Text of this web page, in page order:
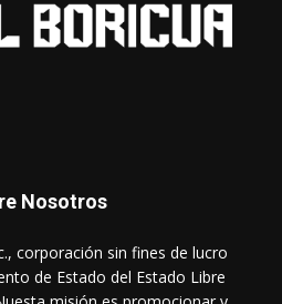
Nosotros
corporación sin fines de lucro
de Estado del Estado Libre